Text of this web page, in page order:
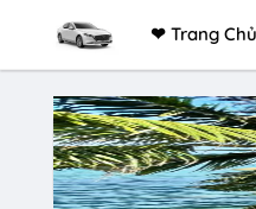
❤ Trang Chủ